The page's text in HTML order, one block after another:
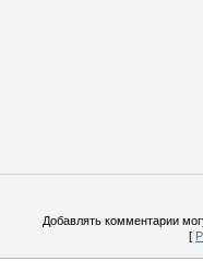
Добавлять комментарии
[